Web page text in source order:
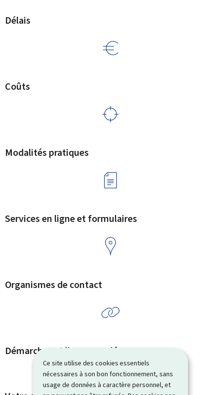
Ce site utilise des cookies essentiels
nécessaires à son bon fonctionnement, sans
usage de données à caractère personnel, et
Délais
Coûts
Modalités pratiques
Services en ligne et formulaires
Organismes de contact
Démarches et liens associés